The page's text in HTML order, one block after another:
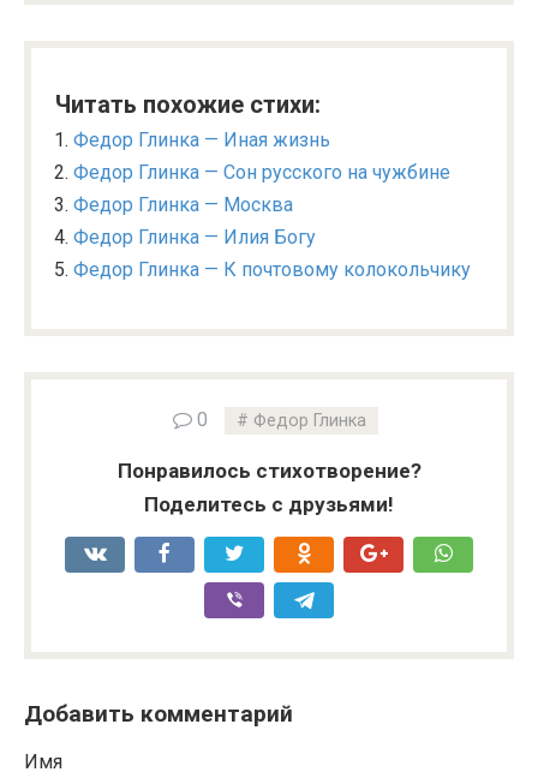
Читать похожие стихи:
Федор Глинка — Иная жизнь
Федор Глинка — Сон русского на чужбине
Федор Глинка — Москва
Федор Глинка — Илия Богу
Федор Глинка — К почтовому колокольчику
0 Федор Глинка
Понравилось стихотворение?
Поделитесь с друзьями!
Добавить комментарий
Имя